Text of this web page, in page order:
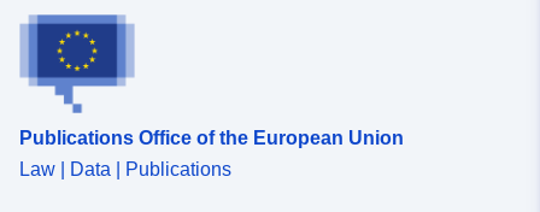
Publications Office of the European Union
Law | Data | Publications